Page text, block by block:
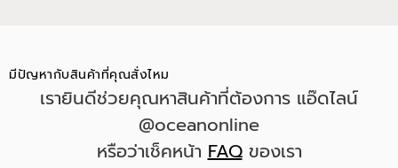
มีปัญหากับสินค้าที่คุณสั่งไหม
เรายินดีช่วยคุณหาสินค้าที่ต้องการ แอ๊ดไลน์
@oceanonline
หรือว่าเช็คหน้าFAQของเรา